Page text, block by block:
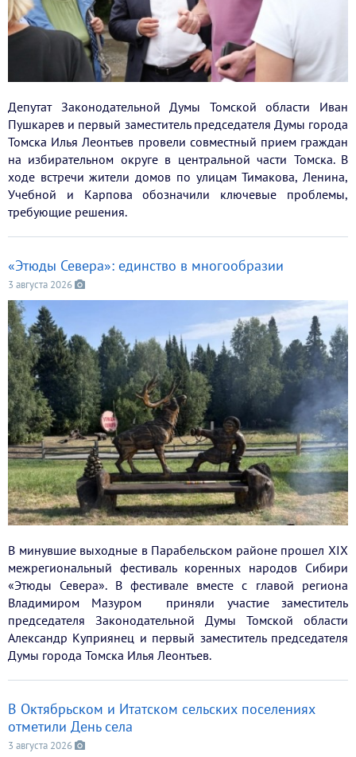
Депутат Законодательной Думы Томской области Иван
Пушкарев и первый заместитель председателя Думы города
Томска Илья Леонтьев провели совместный прием граждан
на избирательном округе в центральной части Томска. В
ходе встречи жители домов по улицам Тимакова, Ленина,
Учебной и Карпова обозначили ключевые проблемы,
требующие решения.
«Этюды Севера»: единство в многообразии
3 августа 2026
В минувшие выходные в Парабельском районе прошел XIX
межрегиональный фестиваль коренных народов Сибири
«Этюды Севера». В фестивале вместе с главой региона
Владимиром Мазуром приняли участие заместитель
председателя Законодательной Думы Томской области
Александр Куприянец и первый заместитель председателя
Думы города Томска Илья Леонтьев.
В Октябрьском и Итатском сельских поселениях
отметили День села
3 августа 2026